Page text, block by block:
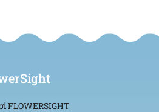
FLOWERSIGHT